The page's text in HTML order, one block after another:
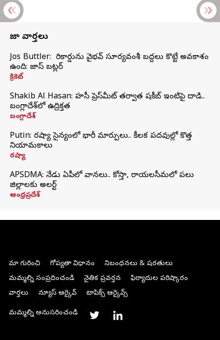
తాజా వార్తలు
Jos Buttler: నా రికార్డును వైభవ్ సూర్యవంశీ బద్దలు కొట్టే అవకాశం
ఉంది: జాస్ బట్లర్
క్రికెట్
Shakib Al Hasan: హసీనా ప్రెస్‌మీట్‌ తర్వాత షకీబ్‌ ఇంటిపై దాడి..
బంగ్లాదేశ్‌లో ఉద్రిక్తత
బంగ్లాదేశ్
Putin: రష్యా సైన్యంలో భారీ మార్పులు.. కీలక పదవుల్లో కొత్త
నియామకాలు
రష్యా
APSDMA: నేడు ఏపీలో వానలు.. కోస్తా, రాయలసీమలో పలు
జిల్లాలకు అలర్ట్
ఆంధ్రప్రదేశ్
మా గురించి గోప్యతా విధానం
నిబంధనలు & షరతులు
మమ్మల్ని సంప్రదించండి
నైతిక ప్రవర్తన
ఫిర్యాదుల పరిష్కారం
వార్తలు
న్యూస్ ఆర్కైవ్ టాపిక్స్ ఆర్కైవ్స్
మమ్మల్ని అనుసరించండి